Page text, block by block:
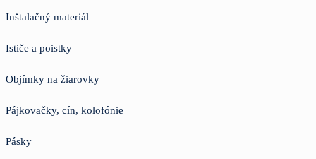
Inštalačný materiál
Ističe a poistky
Objímky na žiarovky
Pájkovačky, cín, kolofónie
Pásky